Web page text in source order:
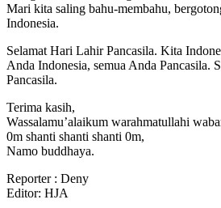
Mari kita saling bahu-membahu,
Indonesia.
Selamat Hari Lahir Pancasila. Kita
Anda Indonesia, semua Anda Pancasila.
Pancasila.
Terima kasih,
Wassalamu’alaikum warahmatullahi
0m shanti shanti shanti 0m,
Namo buddhaya.
Reporter : Deny
Editor: HJA